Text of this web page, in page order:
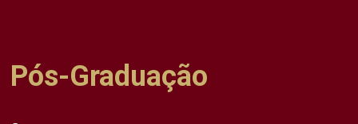
Pós-Graduação